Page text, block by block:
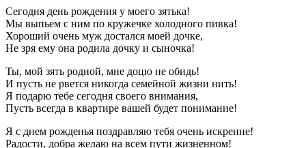
Сегодня день рождения у моего зятька!
Мы выпьем с ним по кружечке холодного пивка!
Хороший очень муж достался моей дочке,
Не зря ему она родила дочку и сыночка!
Ты, мой зять родной, мне доцю не обидь!
И пусть не рвется никогда семейной жизни нить!
Я подарю тебе сегодня своего внимания,
Пусть всегда в квартире вашей будет понимание!
Я с днем рожденья поздравляю тебя очень искренне!
Радости, добра желаю на всем пути жизненном!